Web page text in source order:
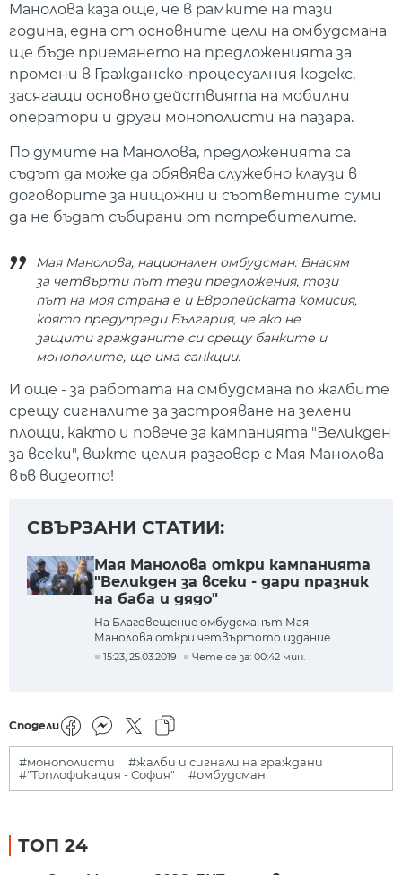
Манолова каза още, че в рамките на тази
година, една от основните цели на омбудсмана
ще бъде приемането на предложенията за
промени в Гражданско-процесуалния кодекс,
засягащи основно действията на мобилни
оператори и други монополисти на пазара.
По думите на Манолова, предложенията са
съдът да може да обявява служебно клаузи в
договорите за нищожни и съответните суми
да не бъдат събирани от потребителите.
Мая Манолова, национален омбудсман: Внасям
за четвърти път тези предложения, този
път на моя страна е и Европейската комисия,
която предупреди България, че ако не
защити гражданите си срещу банките и
монополите, ще има санкции.
И още - за работата на омбудсмана по жалбите
срещу сигналите за застрояване на зелени
площи, както и повече за кампанията "Великден
за всеки", вижте целия разговор с Мая Манолова
във видеото!
СВЪРЗАНИ СТАТИИ:
Мая Манолова откри кампанията
"Великден за всеки - дари празник
на баба и дядо"
На Благовещение омбудсманът Мая
Манолова откри четвъртото издание...
15:23, 25.03.2019 Чете се за: 00:42 мин.
Сподели
#монополисти
#жалби и сигнали на граждани
#"Топлофикация - София"
#омбудсман
ТОП 24